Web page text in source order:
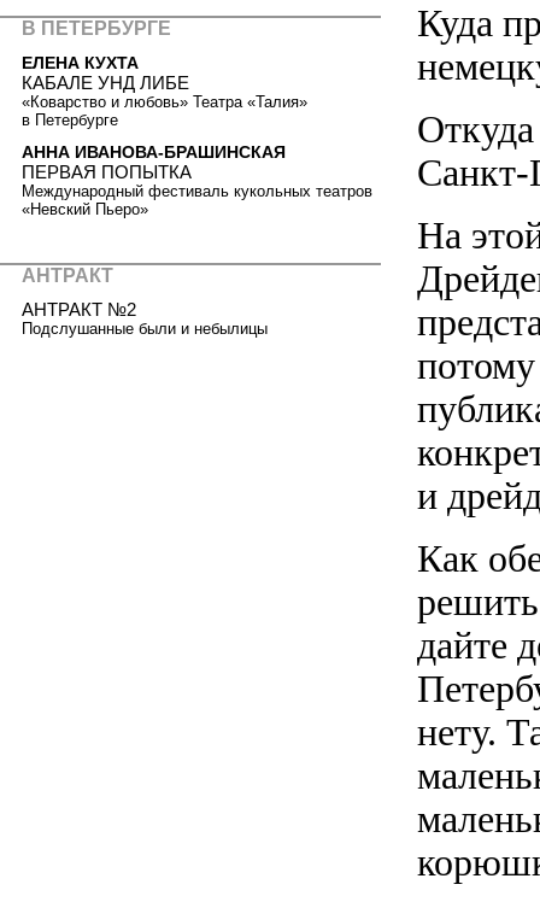
Куда
Санкт-
На
и
Как
дайте
нету.
В ПЕТЕРБУРГЕ
ЕЛЕНА КУХТА
КАБАЛЕ УНД ЛИБЕ
«Коварство и любовь» Театра «Талия»
в Петербурге
АННА ИВАНОВА-БРАШИНСКАЯ
ПЕРВАЯ ПОПЫТКА
Международный фестиваль кукольных театров
«Невский Пьеро»
АНТРАКТ
АНТРАКТ №2
Подслушанные были и небылицы